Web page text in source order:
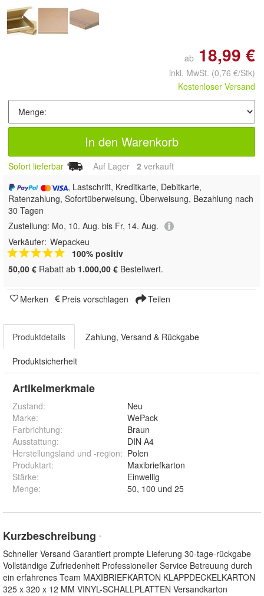
ab 18,99 €
inkl. MwSt. (0,76 €/Stk)
Kostenloser Versand
In den Warenkorb
Sofort lieferbar Auf Lager 2 verkauft
, Lastschrift, Kreditkarte, Debitkarte,
Ratenzahlung, Sofortüberweisung, Überweisung, Bezahlung nach
30 Tagen
Zustellung: Mo, 10. Aug. bis Fr, 14. Aug.
Verkäufer: Wepackeu
100% positiv
50,00 € Rabatt ab 1.000,00 € Bestellwert.
Merken Preis vorschlagen Teilen
Produktdetails Zahlung, Versand & Rückgabe
Produktsicherheit
Artikelmerkmale
Zustand:
Neu
Marke:
WePack
Farbrichtung:
Braun
Ausstattung:
DIN A4
Herstellungsland und -region: Polen
Produktart:
Maxibriefkarton
Stärke:
Einwellig
Menge: 50, 100 und 25
Kurzbeschreibung *
Schneller Versand Garantiert prompte Lieferung 30-tage-rückgabe
Vollständige Zufriedenheit Professioneller Service Betreuung durch
ein erfahrenes Team MAXIBRIEFKARTON KLAPPDECKELKARTON
325 x 320 x 12 MM VINYL-SCHALLPLATTEN Versandkarton